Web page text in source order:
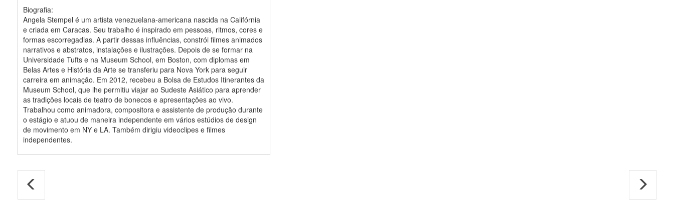
Biografia:
Angela Stempel é um artista venezuelana-americana nascida na Califórnia
e criada em Caracas. Seu trabalho é inspirado em pessoas, ritmos, cores e
formas escorregadias. A partir dessas influências, constrói filmes animados
narrativos e abstratos, instalações e ilustrações. Depois de se formar na
Universidade Tufts e na Museum School, em Boston, com diplomas em
Belas Artes e História da Arte se transferiu para Nova York para seguir
carreira em animação. Em 2012, recebeu a Bolsa de Estudos Itinerantes da
Museum School, que lhe permitiu viajar ao Sudeste Asiático para aprender
as tradições locais de teatro de bonecos e apresentações ao vivo.
Trabalhou como animadora, compositora e assistente de produção durante
o estágio e atuou de maneira independente em vários estúdios de design
de movimento em NY e LA. Também dirigiu videoclipes e filmes
independentes.